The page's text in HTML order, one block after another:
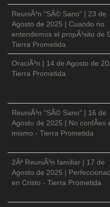
ReuniÃ³n "SÃ© Sano" | 23 de
Agosto de 2025 | Cuando no
entendemos el propÃ³sito de
Tierra Prometida
OraciÃ³n | 14 de Agosto de
Tierra Prometida
ReuniÃ³n "SÃ© Sano" | 16 de
Agosto de 2025 | No confÃ­es
mismo - Tierra Prometida
2Âª ReuniÃ³n familiar | 17 de
Agosto de 2025 |
en Cristo - Tierra Prometida